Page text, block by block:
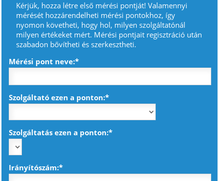
Kérjük, hozza létre első mérési pontját! Valamennyi
mérését hozzárendelheti mérési pontokhoz, így
nyomon követheti, hogy hol, milyen szolgáltatónál
milyen értékeket mért. Mérési pontjait regisztráció után
szabadon bővítheti és szerkesztheti.
Mérési pont neve:*
Szolgáltató ezen a ponton:*
Szolgáltatás ezen a ponton:*
Irányítószám:*